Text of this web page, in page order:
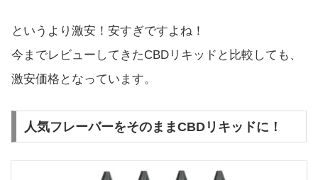
というより激安！安すぎですよね！
今までレビューしてきたCBDリキッドと比較しても、
激安価格となっています。
人気フレーバーをそのままCBDリキッドに！